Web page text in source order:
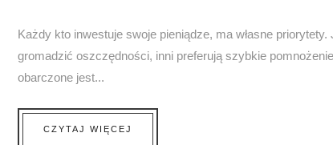
Każdy kto inwestuje swoje pieniądze, ma własne priorytety.
gromadzić oszczędności, inni preferują szybkie
obarczone jest...
CZYTAJ WIĘCEJ